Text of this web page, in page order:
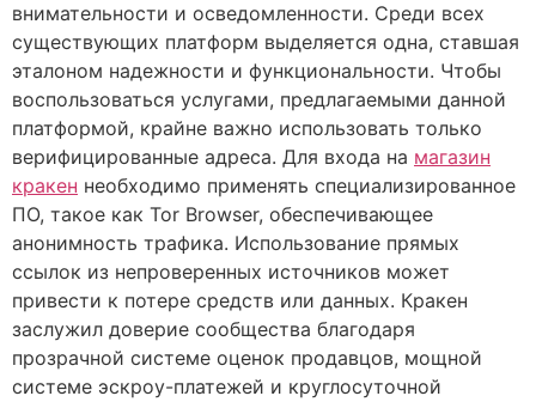
внимательности и осведомленности. Среди всех
существующих платформ выделяется одна, ставшая
эталоном надежности и функциональности. Чтобы
воспользоваться услугами, предлагаемыми данной
платформой, крайне важно использовать только
верифицированные адреса. Для входа на магазин
кракен необходимо применять специализированное
ПО, такое как Tor Browser, обеспечивающее
анонимность трафика. Использование прямых
ссылок из непроверенных источников может
привести к потере средств или данных. Кракен
заслужил доверие сообщества благодаря
прозрачной системе оценок продавцов, мощной
системе эскроу-платежей и круглосуточной